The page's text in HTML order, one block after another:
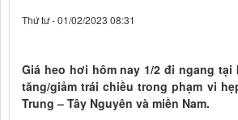
Thứ tư - 01/02/2023 08:31
Giá heo hơi hôm nay 1/2 đi ngang tại
tăng/giảm trái chiều trong phạm vi
Trung – Tây Nguyên và miền Nam.